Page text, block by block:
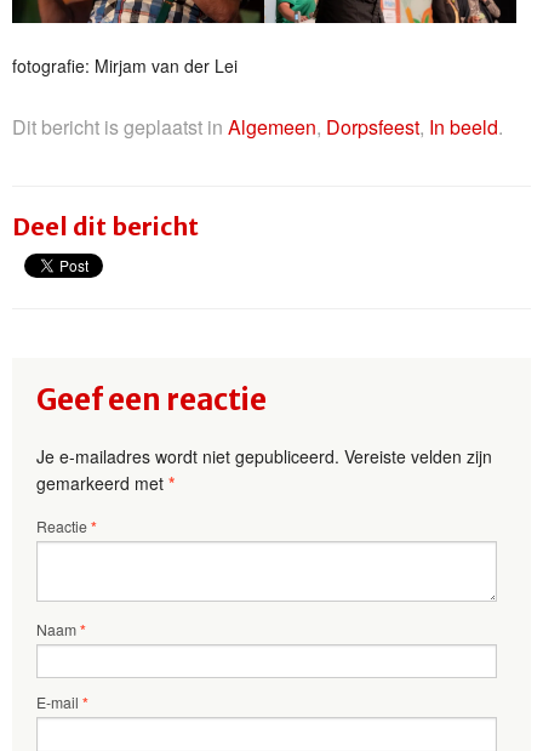
fotografie: Mirjam van der Lei
Dit bericht is geplaatst in Algemeen, Dorpsfeest, In beeld.
Deel dit bericht
Geef een reactie
Je e-mailadres wordt niet gepubliceerd. Vereiste velden zijn
gemarkeerd met *
Reactie*
Naam*
E-mail *